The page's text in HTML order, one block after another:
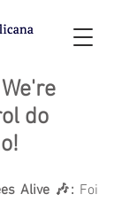
do
Alive 🎶: Foi